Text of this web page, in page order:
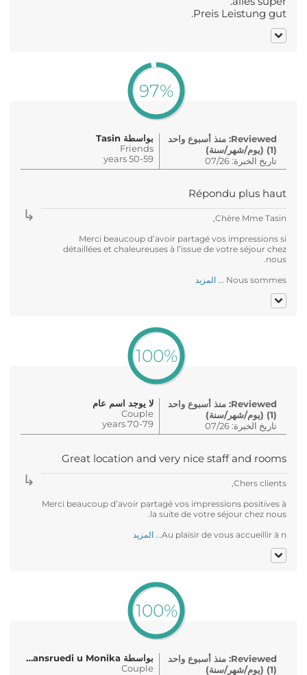
Preis Leistung gut.
97%
بواسطة Tasin
Friends
50-59 years
Reviewed: منذ أسبوع واحد
(1) (يوم/شهر/سنة)
تاريخ الخبرة: 07/26
Répondu plus haut
Chère Mme Tasin,
Merci beaucoup d’avoir partagé vos impressions si
détaillées et chaleureuses à l’issue de votre séjour chez
nous.
Nous sommes ...
المزيد
100%
لا يوجد اسم عام
Couple
70-79 years
Reviewed: منذ أسبوع واحد
(1) (يوم/شهر/سنة)
تاريخ الخبرة: 07/26
Great location and very nice staff and rooms
Chers clients,
Merci beaucoup d’avoir partagé vos impressions positives à
la suite de votre séjour chez nous.
Au plaisir de vous accueillir à n...
المزيد
100%
بواسطة Bart Hansruedi u Monika
Couple
Reviewed: منذ أسبوع واحد
(1) (يوم/شهر/سنة)